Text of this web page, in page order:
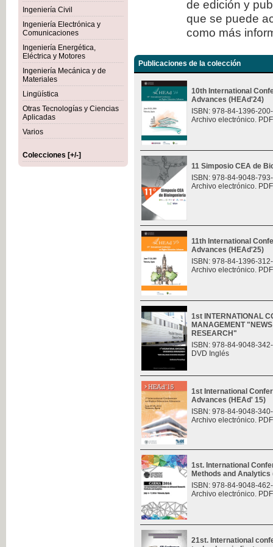
Ingeniería Civil
Ingeniería Electrónica y
Comunicaciones
Ingeniería Energética,
Eléctrica y Motores
Ingeniería Mecánica y de
Materiales
Lingüística
Otras Tecnologías y Ciencias
Aplicadas
Varios
Colecciones [+/-]
de edición y
que se puede
como más
Publicaciones de la colección
10th International
Advances (HEAd'24)
ISBN: 978-84-1396-
Archivo electrónico.
11 Simposio CEA de
ISBN: 978-84-9048-
Archivo electrónico.
11th International
Advances (HEAd'25)
ISBN: 978-84-1396-
Archivo electrónico.
1st INTERNATIONAL
MANAGEMENT
RESEARCH"
ISBN: 978-84-9048-
DVD Inglés
1st International
Advances (HEAd' 15)
ISBN: 978-84-9048-
Archivo electrónico.
1st. International
Methods and Analytics
ISBN: 978-84-9048-
Archivo electrónico.
21st. International